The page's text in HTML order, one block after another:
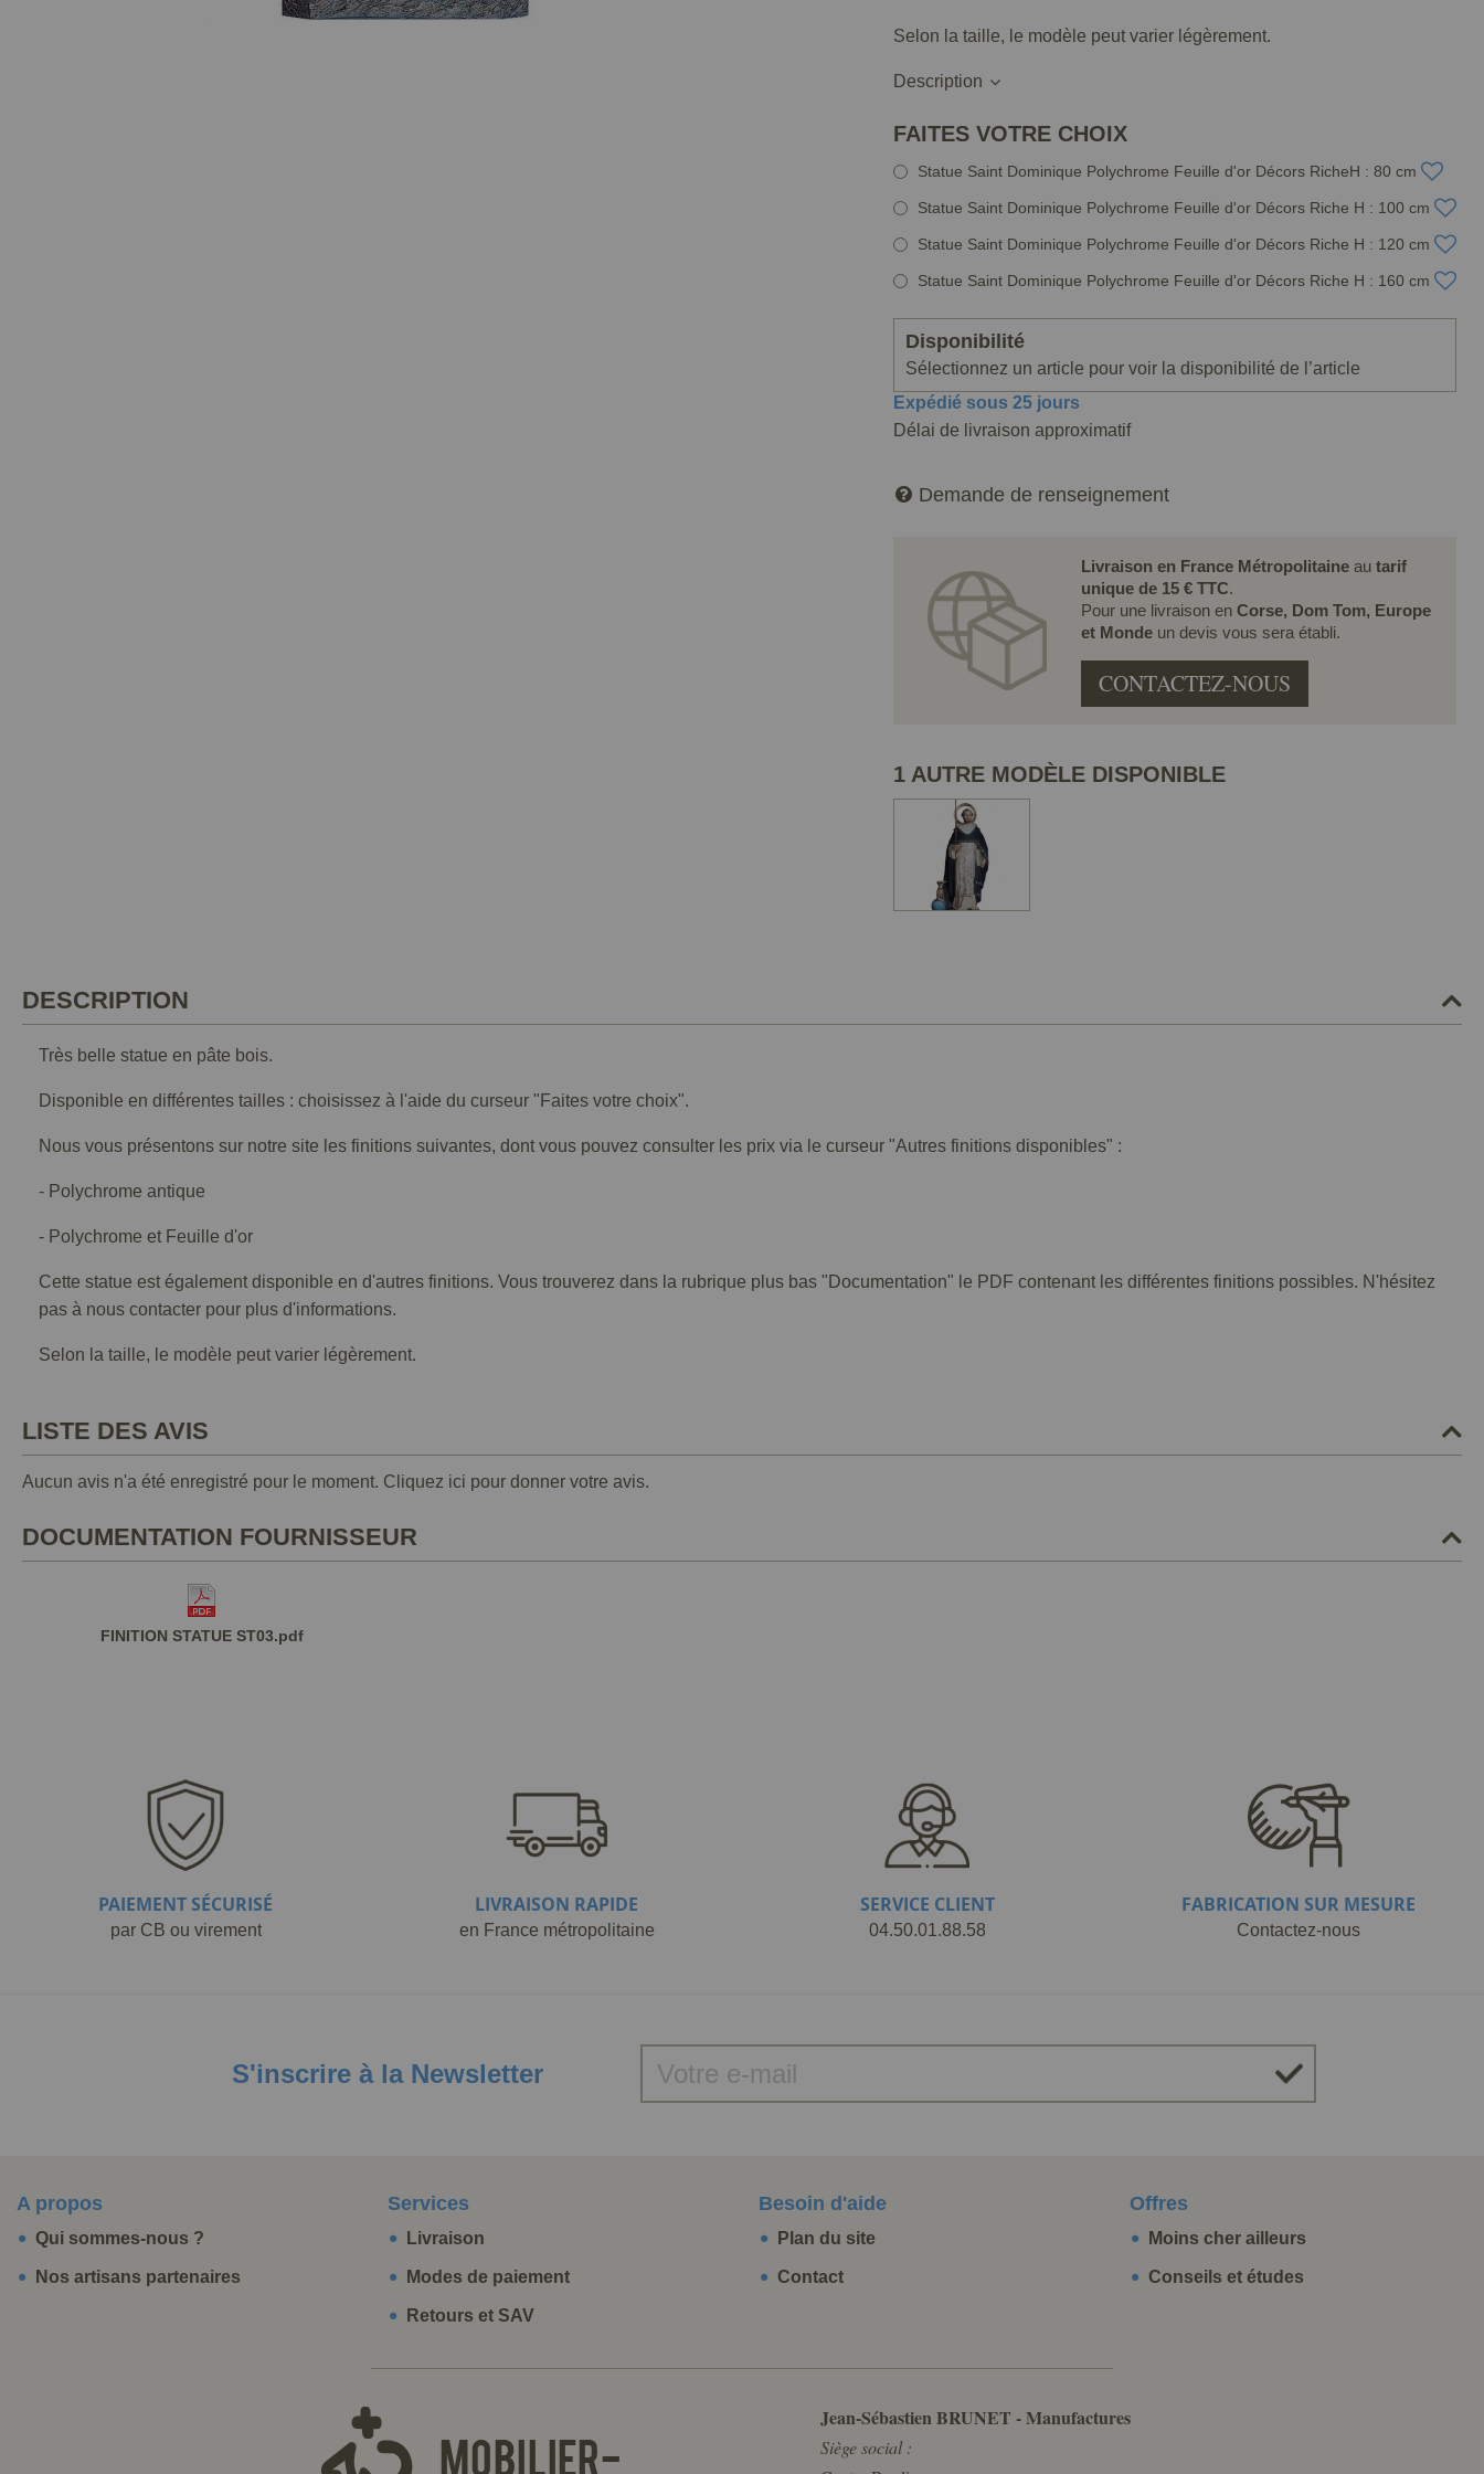
Selon la taille, le modèle peut varier légèrement.
Description
FAITES VOTRE CHOIX
Statue Saint Dominique Polychrome Feuille d'or Décors RicheH : 80 cm
Statue Saint Dominique Polychrome Feuille d'or Décors Riche H : 100 cm
Statue Saint Dominique Polychrome Feuille d'or Décors Riche H : 120 cm
Statue Saint Dominique Polychrome Feuille d'or Décors Riche H : 160 cm
Disponibilité
Sélectionnez un article pour voir la disponibilité de l’article
Expédié sous 25 jours
Délai de livraison approximatif
Demande de renseignement
Livraison en France Métropolitaineau tarif
unique de 15 € TTC.
Pour une livraison en Corse, Dom Tom, Europe
et Monde un devis vous sera établi.
CONTACTEZ-NOUS
1 AUTRE MODÈLE DISPONIBLE
DESCRIPTION
Très belle statue en pâte bois.
Disponible en différentes tailles : choisissez à l'aide du curseur "Faites votre choix".
Nous vous présentons sur notre site les finitions suivantes, dont vous pouvez consulter les prix via le curseur "Autres finitions disponibles" :
- Polychrome antique
- Polychrome et Feuille d'or
Cette statue est également disponible en d'autres finitions. Vous trouverez dans la rubrique plus bas "Documentation" le PDF contenant les différentes finitions possibles. N'hésitez
pas à nous contacter pour plus d'informations.
Selon la taille, le modèle peut varier légèrement.
LISTE DES AVIS
Aucun avis n'a été enregistré pour le moment. Cliquez ici pour donner votre avis.
DOCUMENTATION FOURNISSEUR
FINITION STATUE ST03.pdf
PAIEMENT SÉCURISÉ
par CB ou virement
LIVRAISON RAPIDE
en France métropolitaine
SERVICE CLIENT
04.50.01.88.58
FABRICATION SUR MESURE
Contactez-nous
S'inscrire à la Newsletter
A propos
Qui sommes-nous ?
Nos artisans partenaires
Services
Livraison
Modes de paiement
Retours et SAV
Besoin d'aide
Plan du site
Contact
Offres
Moins cher ailleurs
Conseils et études
Jean-Sébastien BRUNET - Manufactures
Siège social :